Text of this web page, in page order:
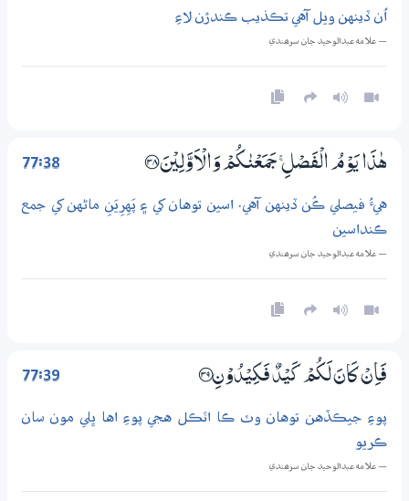
اُن ڏينهن ويل آهي تڪذيب ڪندڙن لاءِ
— علامه عبدالوحيد جان سرھندي
77:38 هٰذَا يَوْمُ الْفَصْلِ ۚ جَمَعْنٰكُمْ وَالْاَوَّلِيْنَ ؀38
هيءُ فيصلي ڪُن ڏينهن آهي. اسين توهان کي ۽ پَهِرِيَنِ ماڻهن کي جمع
ڪنداسين
— علامه عبدالوحيد جان سرھندي
77:39 فَاِنْ كَانَ لَكُمْ كَيْدٌ فَكِيْدُوْنِ ؀39
پوءِ جيڪڏهن توهان وٽ ڪا اٽڪل هجي پوءِ اها ڀلي مون سان
ڪريو
— علامه عبدالوحيد جان سرھندي